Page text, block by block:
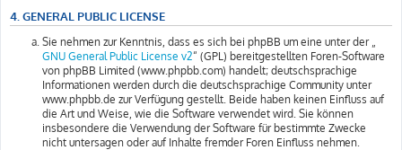
4. GENERAL PUBLIC LICENSE
Sie nehmen zur Kenntnis, dass es sich bei phpBB um eine unter der „
GNU General Public License v2“ (GPL) bereitgestellten Foren-Software
von phpBB Limited (www.phpbb.com) handelt; deutschsprachige
Informationen werden durch die deutschsprachige Community unter
www.phpbb.de zur Verfügung gestellt. Beide haben keinen Einfluss auf
die Art und Weise, wie die Software verwendet wird. Sie können
insbesondere die Verwendung der Software für bestimmte Zwecke
nicht untersagen oder auf Inhalte fremder Foren Einfluss nehmen.